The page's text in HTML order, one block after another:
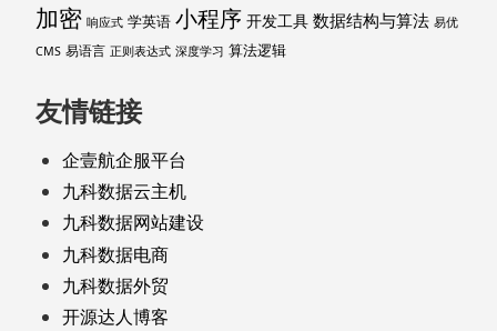
加密 响应式 学英语 小程序 开发工具 数据结构与算法 易优
CMS 易语言 正则表达式 深度学习 算法逻辑
友情链接
企壹航企服平台
九科数据云主机
九科数据网站建设
九科数据电商
九科数据外贸
开源达人博客